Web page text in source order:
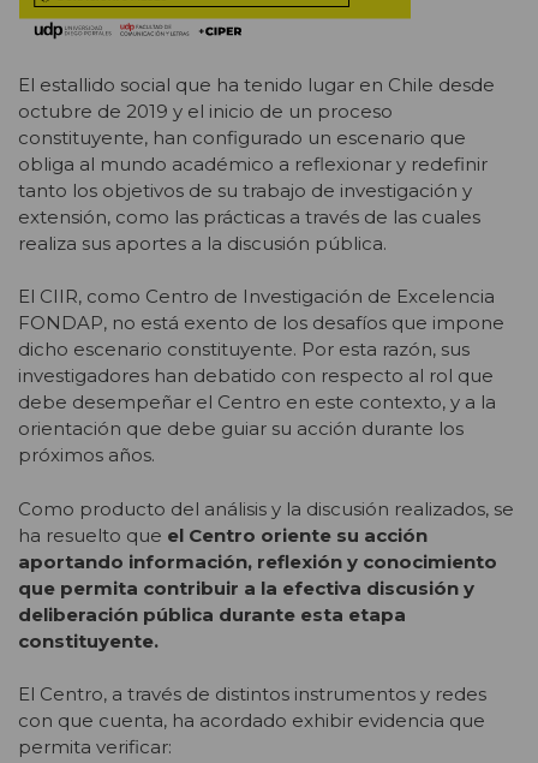
El estallido social que ha tenido lugar en Chile desde
octubre de 2019 y el inicio de un proceso
constituyente, han configurado un escenario que
obliga al mundo académico a reflexionar y redefinir
tanto los objetivos de su trabajo de investigación y
extensión, como las prácticas a través de las cuales
realiza sus aportes a la discusión pública.
El CIIR, como Centro de Investigación de Excelencia
FONDAP, no está exento de los desafíos que impone
dicho escenario constituyente. Por esta razón, sus
investigadores han debatido con respecto al rol que
debe desempeñar el Centro en este contexto, y a la
orientación que debe guiar su acción durante los
próximos años.
Como producto del análisis y la discusión realizados, se
ha resuelto que el Centro oriente su acción
aportando información, reflexión y conocimiento
que permita contribuir a la efectiva discusión y
deliberación pública durante esta etapa
constituyente.
El Centro, a través de distintos instrumentos y redes
con que cuenta, ha acordado exhibir evidencia que
permita verificar: